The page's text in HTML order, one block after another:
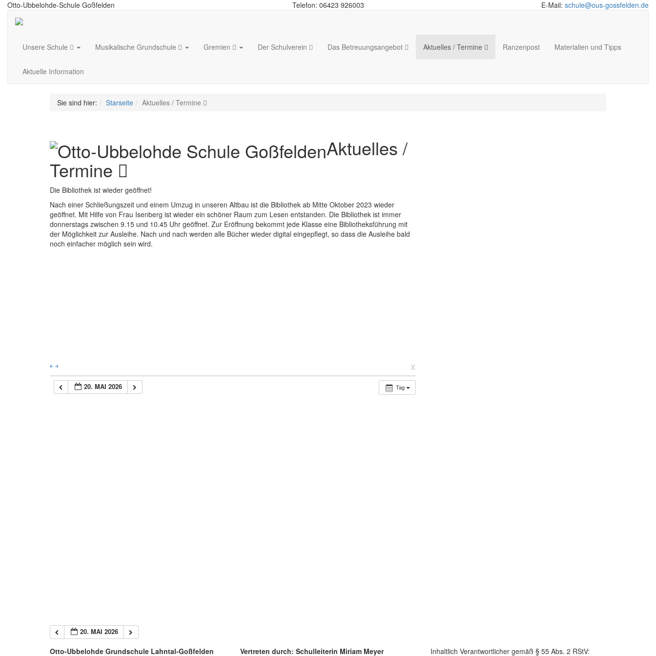
Otto-Ubbelohde-Schule Goßfelden Telefon: 06423 926003 E-Mail: schule@ous-gossfelden.de
Unsere Schule Musikalische Grundschule Gremien Der Schulverein Das Betreuungsangebot Aktuelles / Termine Ranzenpost Materialien und Tipps
Aktuelle Information
Sie sind hier: Starseite Aktuelles / Termine
Aktuelles /
Termine
Die Bibliothek ist wieder geöffnet!
Nach einer Schließungszeit und einem Umzug in unseren Altbau ist die Bibliothek ab Mitte Oktober 2023 wieder
geöffnet. Mit Hilfe von Frau Isenberg ist wieder ein schöner Raum zum Lesen entstanden. Die Bibliothek ist immer
donnerstags zwischen 9.15 und 10.45 Uhr geöffnet. Zur Eröffnung bekommt jede Klasse eine Bibliotheksführung mit
der Möglichkeit zur Ausleihe. Nach und nach werden alle Bücher wieder digital eingepflegt, so dass die Ausleihe bald
noch einfacher möglich sein wird.
￩ ￫ x
Tag
20. MAI 2026
20. MAI 2026
Otto-Ubbelohde Grundschule Lahntal-Goßfelden Vertreten durch: Schulleiterin Miriam Meyer Inhaltlich Verantwortlicher gemäß § 55 Abs. 2 RStV: